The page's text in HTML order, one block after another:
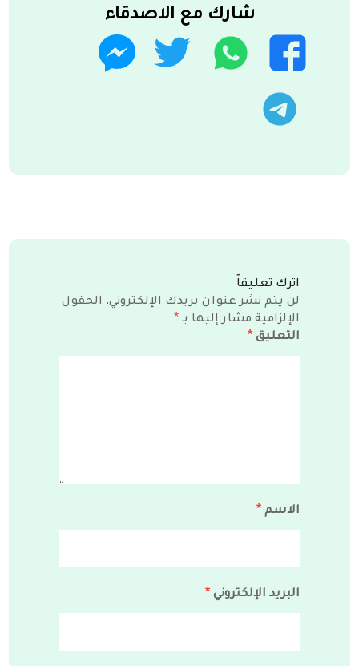
شارك مع الاصدقاء
فيسبوك
واتساب تويتر
اترك تعليقاً
لن يتم نشر عنوان بريدك الإلكتروني. الحقول
الإلزامية مشار إليها بـ*
التعليق*
الاسم*
البريد الإلكتروني*